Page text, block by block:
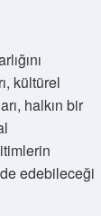
kültürel
halkın bir
edebileceği